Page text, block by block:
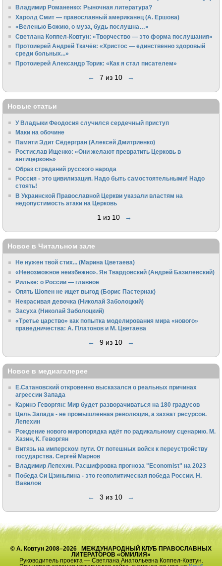
Владимир Романенко: Рыночная литература?
Харолд Смит — православный американец (А. Ершова)
«Веленью Божию, о муза, будь послушна…»
Светлана Коппел-Ковтун: «Творчество — это форма послушания»
Протоиерей Андрей Ткачёв: «Христос — единственно здоровый
среди больных...»
Протоиерей Александр Торик: «Как я стал писателем»
← 7 из 10 →
Новые статьи
У Владыки Феодосия случился сердечный приступ
Маки на обочине
Памяти Эдит Сёдергран (Алексей Дмитриенко)
Ростислав Ищенко: «Они желают превратить Церковь в
антицерковь»
Образ страданий русского народа
Россия - это цивилизация. Надо быть самостоятельными! Надо
стоять!
В Украинской Православной Церкви указали властям на
недопустимость атаки на Церковь
1 из 10 →
Новое в Читальном зале
Не нужен твой стих... (Марина Цветаева)
«Невозможное неизбежно». Ян Твардовский (Андрей Базилевский)
Рильке: о России — главное
Опять Шопен не ищет выгод (Борис Пастернак)
Некрасивая девочка (Николай Заболоцкий)
Засуха (Николай Заболоцкий)
«Третье царство» как попытка моделирования мира «нового»
праведничества: А. Платонов и М. Цветаева
← 9 из 10 →
Новое в медиагалерее
Е.Сатановский откровенно высказался о реальных причинах
агрессии Запада
Каринэ Геворгян: Мир будет разворачиваться на 180 градусов
Цель Запада - не промышленная революция, а захват ресурсов.
Лепехин
Рождение нового миропорядка идёт по радикальному сценарию. М.
Хазин, К. Геворгян
Витязь на имперском пути. От потешных войск к переустройству
государства. Сергей Марнов
Владимир Лепехин. Расшифровка прогноза "Economist" на 2023
Победа Си Цзиньпина - это геополитическая победа России. Н.
Вавилов
← 3 из 10 →
© А. Ковтун 2008–2026 МЕЖДУНАРОДНЫЙ КЛУБ ПРАВОСЛАВНЫХ
ЛИТЕРАТОРОВ «ОМИЛИЯ»
Руководитель проекта — Светлана Анатольевна Коппел-Ковтун.